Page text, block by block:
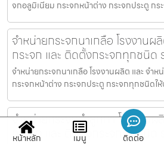
จกอลูมิเนียม กระจกหน้าต่าง กระจกประตู ก
จำหน่ายกระจกนาเกลือ โรงงานผ
กระจก และ ติดตั้งกระจกทุกชนิด
จำหน่ายกระจกนาเกลือ โรงงานผลิต และ จำ
กระจกหน้าต่าง กระจกประตู กระจกทุกชนิดใ
จำหน่ายกระจกลำลูกกา โรงงาน
กระจก และ ติดตั้งกระจกทุกชนิด
หน้าหลัก เมนู ติดต่อ